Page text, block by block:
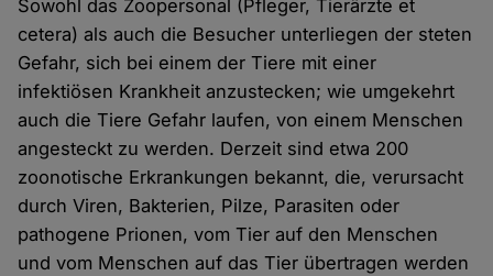
Sowohl das Zoopersonal (Pfleger, Tierärzte et
cetera) als auch die Besucher unterliegen der steten
Gefahr, sich bei einem der Tiere mit einer
infektiösen Krankheit anzustecken; wie umgekehrt
auch die Tiere Gefahr laufen, von einem Menschen
angesteckt zu werden. Derzeit sind etwa 200
zoonotische Erkrankungen bekannt, die, verursacht
durch Viren, Bakterien, Pilze, Parasiten oder
pathogene Prionen, vom Tier auf den Menschen
und vom Menschen auf das Tier übertragen werden